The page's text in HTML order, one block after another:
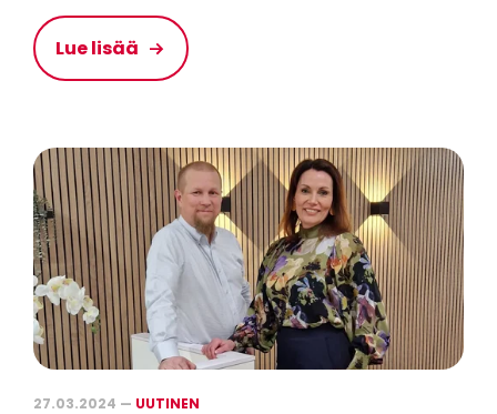
Lue lisää
27.03.2024 — UUTINEN